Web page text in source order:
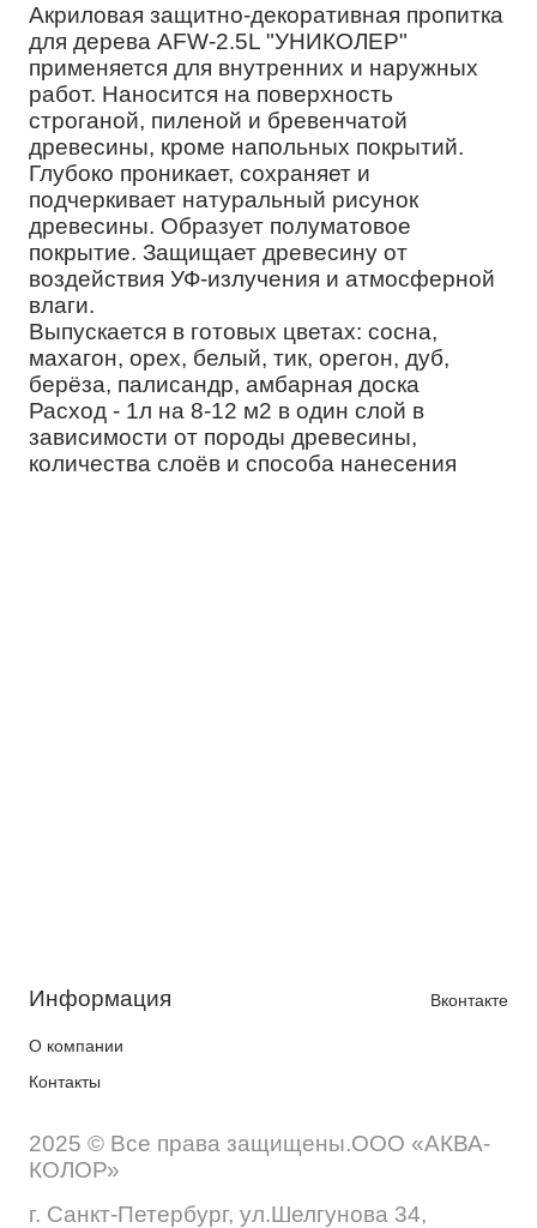
Акриловая защитно-декоративная пропитка
для дерева AFW-2.5L "УНИКОЛЕР"
применяется для внутренних и наружных
работ. Наносится на поверхность
строганой, пиленой и бревенчатой
древесины, кроме напольных покрытий.
Глубоко проникает, сохраняет и
подчеркивает натуральный рисунок
древесины. Образует полуматовое
покрытие. Защищает древесину от
воздействия УФ-излучения и атмосферной
влаги.
Выпускается в готовых цветах: сосна,
махагон, орех, белый, тик, орегон, дуб,
берёза, палисандр, амбарная доска
Расход - 1л на 8-12 м2 в один слой в
зависимости от породы древесины,
количества слоёв и способа нанесения
Информация
О компании
Контакты
Вконтакте
2025 © Все права защищены.ООО «АКВА-
КОЛОР»
г. Санкт-Петербург, ул.Шелгунова 34,